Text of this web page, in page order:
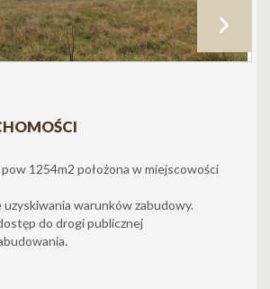
1254m2 położona w miejscowości
uzyskiwania warunków zabudowy.
do drogi publicznej